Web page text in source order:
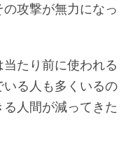
攻撃が無力になっ
たり前に使われる
る人も多くいるの
人間が減ってきた